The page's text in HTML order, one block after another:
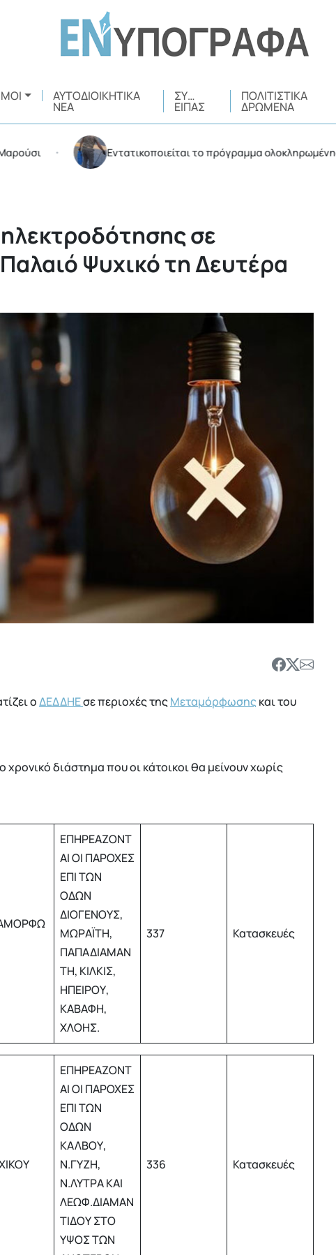
ΑΥΤΟΔΙΟΙΚΗΤΙΚΆ
ΝΈΑ
ΣΥ…
ΕΊΠΑΣ
ΠΟΛΙΤΙΣΤΙΚΆ
ΔΡΏΜΕΝΑ
• Εντατικοποιείται το πρόγραμμα ολοκληρωμένης
σε
Ψυχικό τη Δευτέρα
οΔΕΔΔΗΕσε περιοχές τηςΜεταμόρφωσηςκαι του
διάστημα που οι κάτοικοι θα μείνουν χωρίς
ΕΠΗΡΕΑΖΟΝΤ
ΑΙ ΟΙ ΠΑΡΟΧΕΣ
ΕΠΙ ΤΩΝ
ΟΔΩΝ
ΔΙΟΓΕΝΟΥΣ,
ΜΩΡΑΪΤΗ,
ΠΑΠΑΔΙΑΜΑΝ
ΤΗ, ΚΙΛΚΙΣ,
ΗΠΕΙΡΟΥ,
ΚΑΒΑΦΗ,
ΧΛΟΗΣ.
337 Κατασκευές
ΕΠΗΡΕΑΖΟΝΤ
ΑΙ ΟΙ ΠΑΡΟΧΕΣ
ΕΠΙ ΤΩΝ
ΟΔΩΝ
ΚΑΛΒΟΥ,
Ν.ΓΥΖΗ,
Ν.ΛΥΤΡΑ ΚΑΙ
ΛΕΩΦ.ΔΙΑΜΑΝ
ΤΙΔΟΥ ΣΤΟ
ΥΨΟΣ ΤΩΝ
336 Κατασκευές